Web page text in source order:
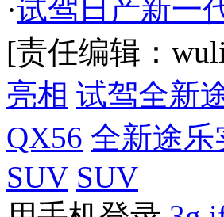
·试驾日产新一
[责任编辑：
亮相 试驾全新
QX56 全新途乐
SUV SUV